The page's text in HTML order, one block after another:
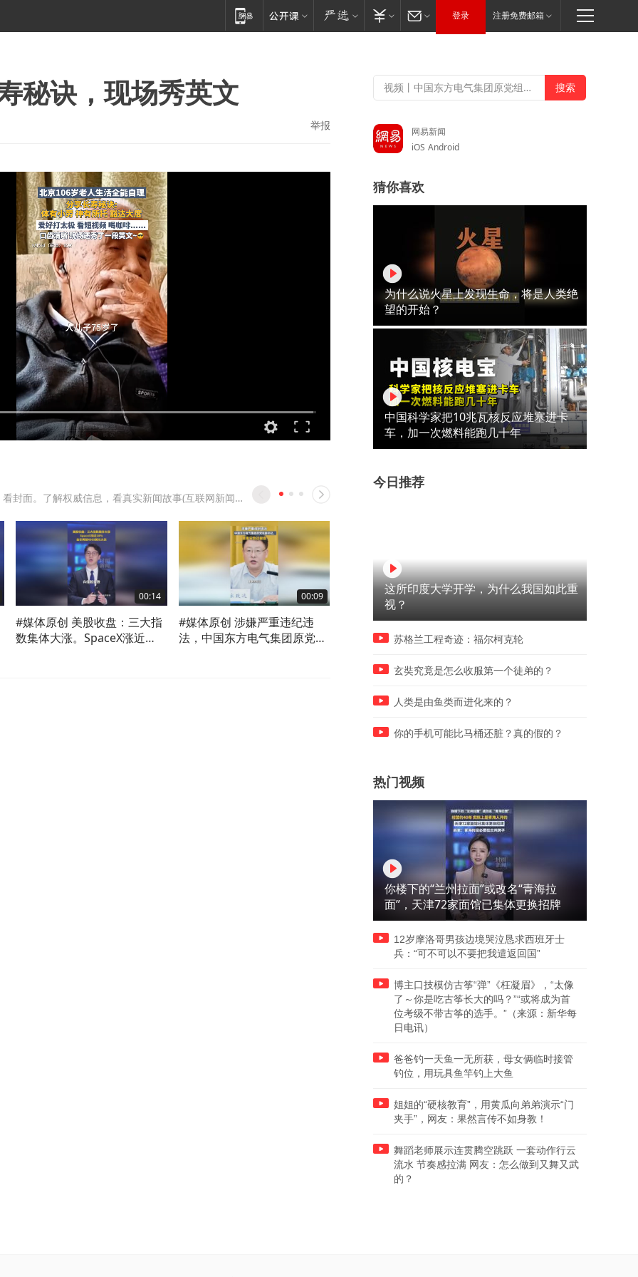
登录 注册免费邮箱
秘诀，现场秀英文
举报
第一眼，看封面。了解权威信息，看真实新闻故事(互联网新闻信息服务许可证:51120170004)。
00:14
#媒体原创 美股收盘：三大指
数集体大涨。SpaceX涨近
00:09
#媒体原创 涉嫌严重违纪违
法，中国东方电气集团原党组
00:27
#媒体原创 日本医院做开颅手
术切错部位，将50多岁女子健
弹、不能自主呼吸，院方鞠躬
广岛“核爆日”81周年，高市
苗重申“无核三原则”，美驻日
网易新闻
iOS Android
猜你喜欢
为什么说火星上发现生命，将是人类绝
望的开始？
中国科学家把10兆瓦核反应堆塞进卡
车，加一次燃料能跑几十年
今日推荐
这所印度大学开学，为什么我国如此重
视？
苏格兰工程奇迹：福尔柯克轮
玄奘究竟是怎么收服第一个徒弟的？
人类是由鱼类而进化来的？
你的手机可能比马桶还脏？真的假的？
热门视频
你楼下的“兰州拉面”或改名“青海拉
面”，天津72家面馆已集体更换招牌
12岁摩洛哥男孩边境哭泣恳求西班牙士
兵：“可不可以不要把我遣返回国”
博主口技模仿古筝“弹”《枉凝眉》，“太像
了～你是吃古筝长大的吗？”“或将成为首
位考级不带古筝的选手。”（来源：新华每
日电讯）
爸爸钓一天鱼一无所获，母女俩临时接管
钓位，用玩具鱼竿钓上大鱼
姐姐的“硬核教育”，用黄瓜向弟弟演示“门
夹手”，网友：果然言传不如身教！
舞蹈老师展示连贯腾空跳跃 一套动作行云
流水 节奏感拉满 网友：怎么做到又舞又武
的？